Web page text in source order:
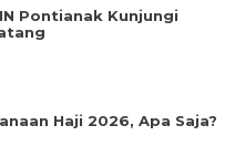
Pontianak Kunjungi
Haji 2026, Apa Saja?